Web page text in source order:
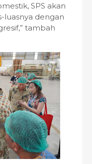
SPS akan
luasnya dengan
tambah